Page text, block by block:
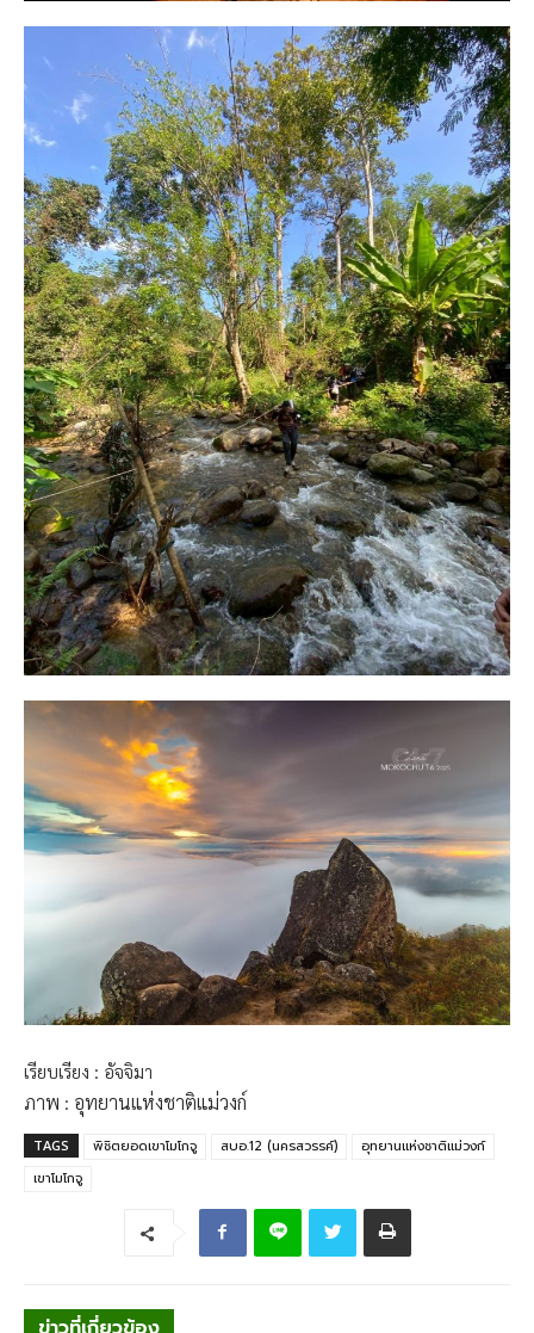
เรียบเรียง : อัจจิมา
ภาพ : อุทยานแห่งชาติแม่วงก์
TAGS พิชิตยอดเขาโมโกจู สบอ.12 (นครสวรรค์)
อุทยานแห่งชาติแม่วงก์
เขาโมโกจู